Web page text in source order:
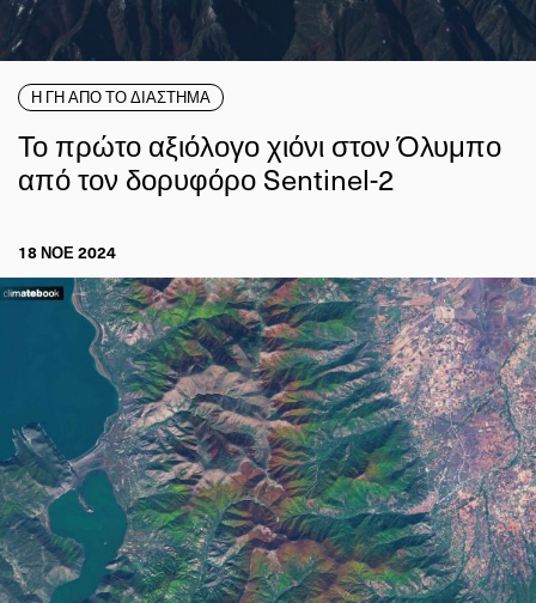
Η ΓΗ ΑΠΟ ΤΟ ΔΙΑΣΤΗΜΑ
Το πρώτο αξιόλογο χιόνι στον Όλυμπο
από τον δορυφόρο Sentinel-2
18 ΝΟΕ 2024